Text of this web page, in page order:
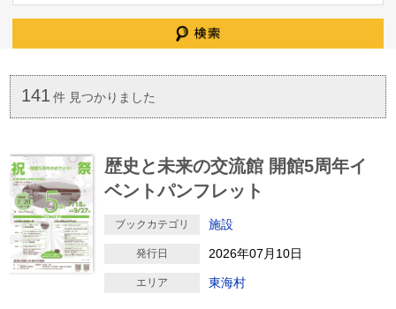
141 件 見つかりました
歴史と未来の交流館 開館5周年イ
ベントパンフレット
ブックカテゴリ 施設
発行日 2026年07月10日
エリア 東海村